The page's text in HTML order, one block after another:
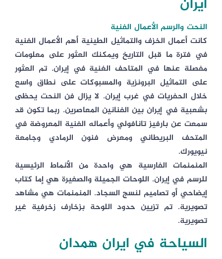
ايران
النحت والرسم الأعمال الفنية
كانت أعمال الخزف والتماثيل الطينية أهم الأعمال الفنية
في فترة ما قبل التاريخ ويمكنك العثور على معلومات
مفصلة عنها في المتاحف الغنية في إيران. تم العثور
على التماثيل البرونزية والمسبوكات على نطاق واسع
خلال الحفريات في غرب إيران. لا يزال فن النحت يحظى
بشعبية في إيران بين الفنانين المعاصرين. ربما تكون قد
سمعت عن بارفيز تانافولي وأعماله الفنية المعروضة في
المتحف البريطاني ومعرض فنون الرمادي وجامعة
نيويورك.
المنمنمات الفارسية هي واحدة من الأنماط الرئيسية
للرسم في إيران. اللوحات الجميلة والصغيرة هي إما كتاب
إيضاحي أو تصاميم لنسج السجاد. المنمنمات هي مشاهد
تصويرية. تم تزيين حدود اللوحة بزخارف زخرفية غير
تصويرية.
السياحة في ايران همدان